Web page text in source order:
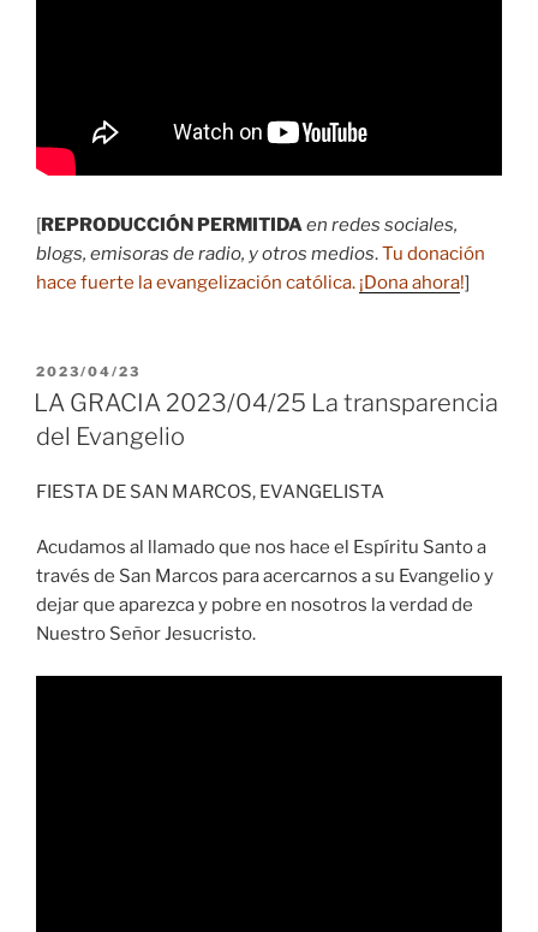
[REPRODUCCIÓN PERMITIDAen redes sociales,
blogs, emisoras de radio, y otros medios.Tu donación
hace fuerte la evangelización católica. ¡Dona ahora!]
PUBLICADO
EL
2023/04/23
LA GRACIA 2023/04/25 La transparencia
del Evangelio
FIESTA DE SAN MARCOS, EVANGELISTA
Acudamos al llamado que nos hace el Espíritu Santo a
través de San Marcos para acercarnos a su Evangelio y
dejar que aparezca y pobre en nosotros la verdad de
Nuestro Señor Jesucristo.